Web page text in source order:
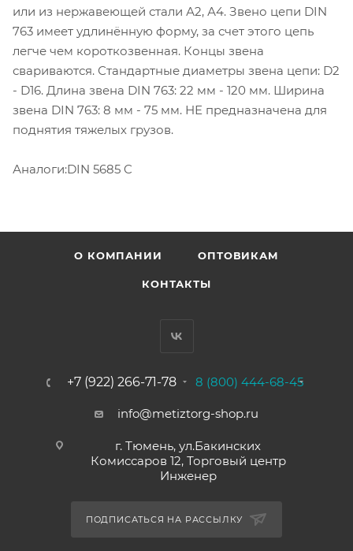
или из нержавеющей стали А2, А4. Звено цепи DIN
763 имеет удлинённую форму, за счет этого цепь
легче чем короткозвенная. Концы звена
свариваются. Стандартные диаметры звена цепи: D2
- D16. Длина звена DIN 763: 22 мм - 120 мм. Ширина
звена DIN 763: 8 мм - 75 мм. НЕ предназначена для
поднятия тяжелых грузов.
Аналоги:DIN 5685 C
О КОМПАНИИ ОПТОВИКАМ
КОНТАКТЫ
+7 (922) 266-71-78 8 (800) 444-68-45
info@metiztorg-shop.ru
г. Тюмень, ул.Бакинских
Комиссаров 12, Торговый центр
Инженер
ПОДПИСАТЬСЯ НА РАССЫЛКУ